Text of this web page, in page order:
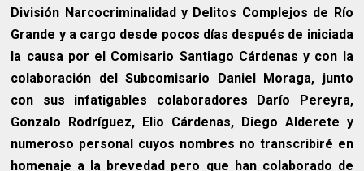
División Narcocriminalidad y Delitos Complejos de Río
Grande y a cargo desde pocos días después de iniciada
la causa por el Comisario Santiago Cárdenas y con la
colaboración del Subcomisario Daniel Moraga, junto
con sus infatigables colaboradores Darío Pereyra,
Gonzalo Rodríguez, Elio Cárdenas, Diego Alderete y
numeroso personal cuyos nombres no transcribiré en
homenaje a la brevedad pero que han colaborado de